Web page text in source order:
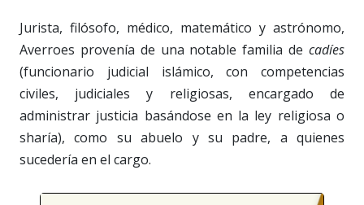
Jurista, filósofo, médico, matemático y astrónomo,
Averroes provenía de una notable familia de cadíes
(funcionario judicial islámico, con competencias
civiles, judiciales y religiosas, encargado de
administrar justicia basándose en la ley religiosa o
sharía), como su abuelo y su padre, a quienes
sucedería en el cargo.